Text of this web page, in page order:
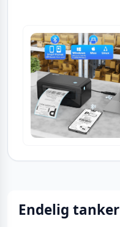
Endelig tanker